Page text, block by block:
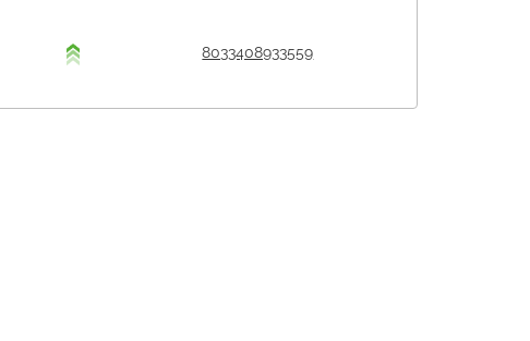
8033408933559